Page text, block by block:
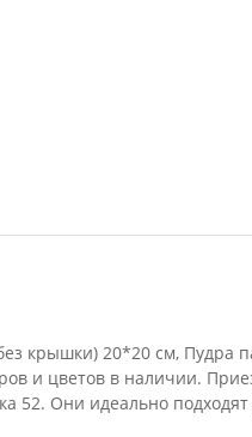
крышки) 20*20 см, Пудра
и цветов в наличии.
52. Они идеально